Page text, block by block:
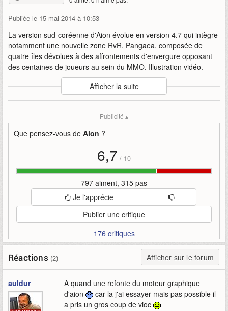
Publiée le 15 mai 2014 à 10:53
La version sud-coréenne d'Aion évolue en version 4.7 qui intègre
notamment une nouvelle zone RvR, Pangaea, composée de
quatre îles dévolues à des affrontements d'envergure opposant
des centaines de joueurs au sein du MMO. Illustration vidéo.
Auteur
NCsoft Korea
: Uther
ncsoft-korea pangaea
Afficher la suite
Publicité ▴
Que pensez-vous de Aion ?
6,7 / 10
797 aiment, 315 pas
Je l'apprécie
Publier une critique
176 critiques
Réactions (2) Afficher sur le forum
auldur
A quand une refonte du moteur graphique
d'aion
car la j'ai essayer mais pas possible il
a pris un gros coup de vioc